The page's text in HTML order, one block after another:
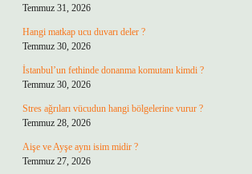
Temmuz 31, 2026
Hangi matkap ucu duvarı deler ?
Temmuz 30, 2026
İstanbul’un fethinde donanma komutanı kimdi ?
Temmuz 30, 2026
Stres ağrıları vücudun hangi bölgelerine vurur ?
Temmuz 28, 2026
Aişe ve Ayşe aynı isim midir ?
Temmuz 27, 2026